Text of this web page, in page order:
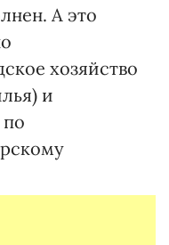
А это
хозяйство
и